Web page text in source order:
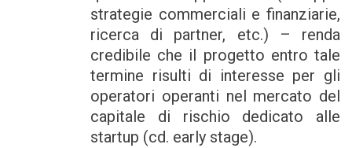
strategie commerciali e finanziarie,
ricerca di partner, etc.) – renda
credibile che il progetto entro tale
termine risulti di interesse per gli
operatori operanti nel mercato del
capitale di rischio dedicato alle
startup (cd. early stage).